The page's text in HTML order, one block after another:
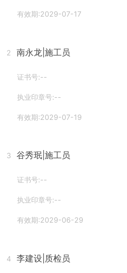
有效期:2029-07-17
2 南永龙 |施工员
证书号:--
执业印章号:--
有效期:2029-07-19
3 谷秀珉 |施工员
证书号:--
执业印章号:--
有效期:2029-06-29
4 李建设 |质检员